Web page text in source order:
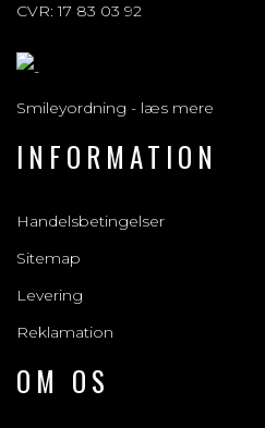
CVR: 17 83 03 92
Smileyordning - læs mere
INFORMATION
Handelsbetingelser
Sitemap
Levering
Reklamation
OM OS